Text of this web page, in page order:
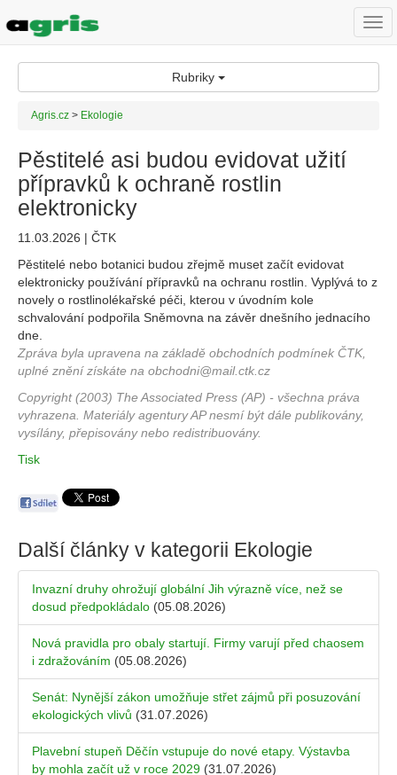
Rubriky
Agris.cz > Ekologie
Pěstitelé asi budou evidovat užití
přípravků k ochraně rostlin
elektronicky
11.03.2026 | ČTK
Pěstitelé nebo botanici budou zřejmě muset začít evidovat
elektronicky používání přípravků na ochranu rostlin. Vyplývá to z
novely o rostlinolékařské péči, kterou v úvodním kole
schvalování podpořila Sněmovna na závěr dnešního jednacího
dne.
Zpráva byla upravena na základě obchodních podmínek ČTK,
uplné znění získáte na obchodni@mail.ctk.cz
Copyright (2003) The Associated Press (AP) - všechna práva
vyhrazena. Materiály agentury AP nesmí být dále publikovány,
vysílány, přepisovány nebo redistribuovány.
Tisk
Další články v kategorii Ekologie
Invazní druhy ohrožují globální Jih výrazně více, než se
dosud předpokládalo (05.08.2026)
Nová pravidla pro obaly startují. Firmy varují před chaosem
i zdražováním (05.08.2026)
Senát: Nynější zákon umožňuje střet zájmů při posuzování
ekologických vlivů (31.07.2026)
Plavební stupeň Děčín vstupuje do nové etapy. Výstavba
by mohla začít už v roce 2029 (31.07.2026)